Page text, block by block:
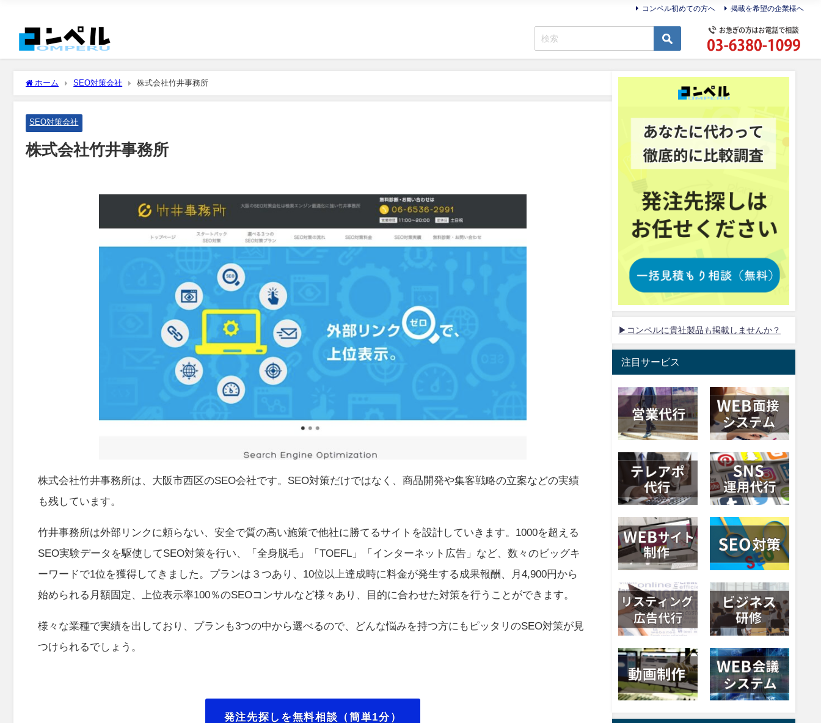
コンペル初めての方へ 掲載を希望の企業様へ
ホーム SEO対策会社 株式会社竹井事務所
SEO対策会社
株式会社竹井事務所
株式会社竹井事務所は、大阪市西区のSEO会社です。SEO対策だけではなく、商品開発や集客戦略の立案などの実績
も残しています。
竹井事務所は外部リンクに頼らない、安全で質の高い施策で他社に勝てるサイトを設計していきます。1000を超える
SEO実験データを駆使してSEO対策を行い、「全身脱毛」「TOEFL」「インターネット広告」など、数々のビッグキ
ーワードで1位を獲得してきました。プランは３つあり、10位以上達成時に料金が発生する成果報酬、月4,900円から
始められる月額固定、上位表示率100％のSEOコンサルなど様々あり、目的に合わせた対策を行うことができます。
様々な業種で実績を出しており、プランも3つの中から選べるので、どんな悩みを持つ方にもピッタリのSEO対策が見
つけられるでしょう。
発注先探しを無料相談（簡単1分）
▶コンペルに貴社製品も掲載しませんか？
注目サービス